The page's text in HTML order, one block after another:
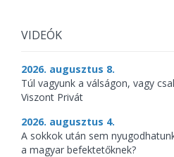
VIDEÓK
2026. augusztus 8.
Túl vagyunk a válságon, vagy
Viszont Privát
2026. augusztus 4.
A sokkok után sem
a magyar befektetőknek?